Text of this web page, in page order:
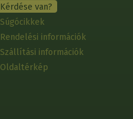
Kérdése van?
Súgócikkek
Rendelési információk
Szállítási információk
Oldaltérkép